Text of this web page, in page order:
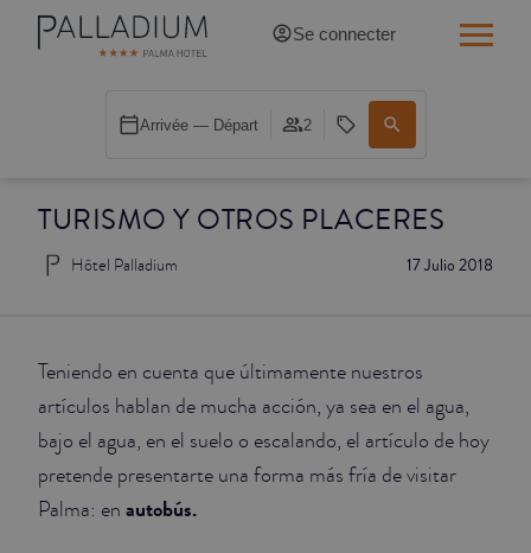
TURISMO Y OTROS PLACERES
17 Julio 2018
Hôtel Palladium
Teniendo en cuenta que últimamente nuestros
artículos hablan de mucha acción, ya sea en el agua,
bajo el agua, en el suelo o escalando, el artículo de hoy
pretende presentarte una forma más fría de visitar
Palma: en autobús.
Se connecter
Arrivée — Départ 2
SINGLE BALCON CATHÉDRALE
DOBLE RED
DOUBLE WHITE
DOUBLE INN CATHÉDRALE
SUPÉRIEURE